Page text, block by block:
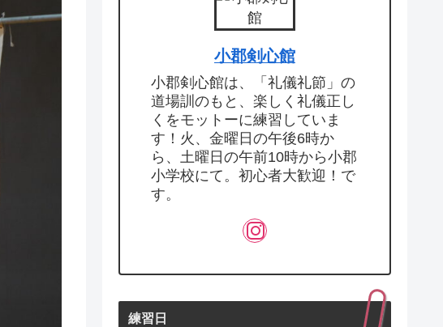
小郡剣心館
小郡剣心館は、「礼儀礼節」の
道場訓のもと、楽しく礼儀正し
くをモットーに練習していま
す！火、金曜日の午後6時か
ら、土曜日の午前10時から小郡
小学校にて。初心者大歓迎！で
す。
練習日